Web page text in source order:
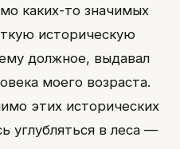
каких-то значимых
историческую
должное, выдавал
моего возраста.
этих исторических
углубляться в леса —